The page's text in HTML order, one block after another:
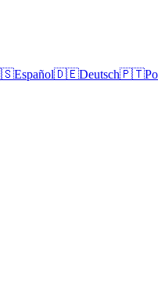
Español🇩🇪Deutsch🇵🇹